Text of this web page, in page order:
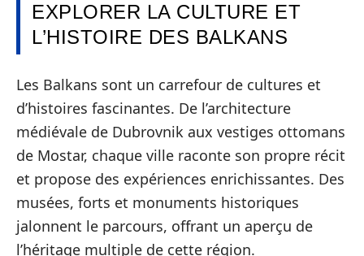
EXPLORER LA CULTURE ET
L’HISTOIRE DES BALKANS
Les Balkans sont un carrefour de cultures et
d’histoires fascinantes. De l’architecture
médiévale de Dubrovnik aux vestiges ottomans
de Mostar, chaque ville raconte son propre récit
et propose des expériences enrichissantes. Des
musées, forts et monuments historiques
jalonnent le parcours, offrant un aperçu de
l’héritage multiple de cette région.